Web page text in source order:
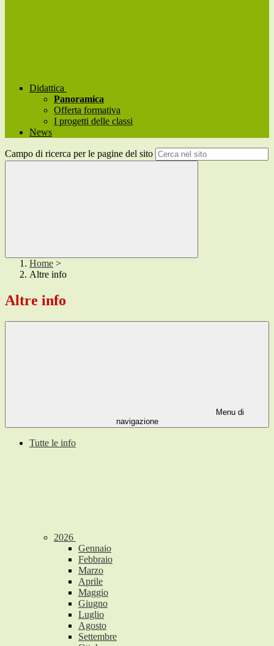
Didattica
Panoramica
Offerta formativa
I progetti delle classi
News
Campo di ricerca per le pagine del sito
Home >
Altre info
Altre info
Menu di
navigazione
Tutte le info
2026
Gennaio
Febbraio
Marzo
Aprile
Maggio
Giugno
Luglio
Agosto
Settembre